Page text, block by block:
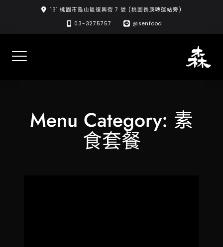
content
131 桃園市龜山區復興街 7 號 (桃園長庚轉運站旁)
03-3275757
@senfood
Menu Category: 素
食套餐